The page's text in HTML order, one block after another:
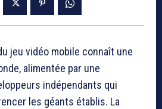
jeu vidéo mobile connaît une
alimentée par une
indépendants qui
les géants établis. La